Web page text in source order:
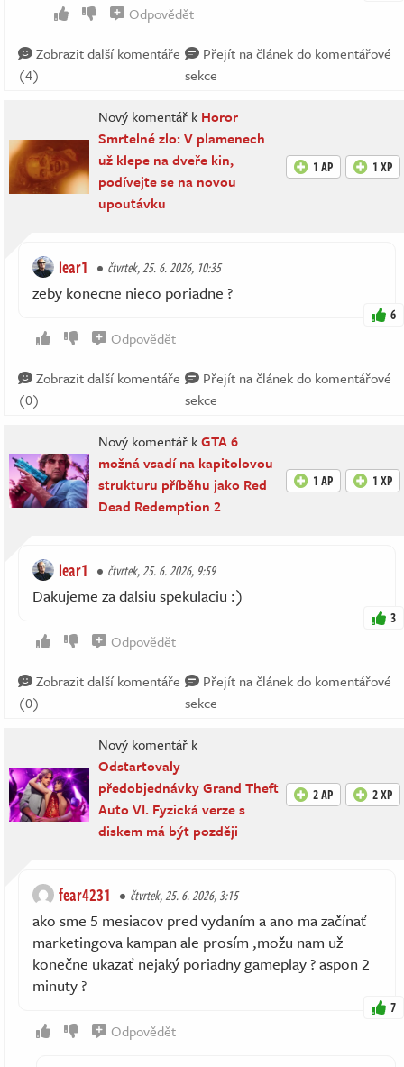
Odpovědět
Zobrazit další komentáře
(4)
Přejít na článek do komentářové
sekce
Nový komentář k Horor
Smrtelné zlo: V plamenech
už klepe na dveře kin,
podívejte se na novou
upoutávku
1 AP 1 XP
lear1 čtvrtek, 25. 6. 2026, 10:35
zeby konecne nieco poriadne ?
6
Odpovědět
Zobrazit další komentáře
(0)
Přejít na článek do komentářové
sekce
Nový komentář kGTA 6
možná vsadí na kapitolovou
strukturu příběhu jako Red
Dead Redemption 2
1 AP 1 XP
lear1 čtvrtek, 25. 6. 2026, 9:59
Dakujeme za dalsiu spekulaciu :)
3
Odpovědět
Zobrazit další komentáře
(0)
Přejít na článek do komentářové
sekce
Nový komentář k
Odstartovaly
předobjednávky Grand Theft
Auto VI. Fyzická verze s
diskem má být později
2 AP 2 XP
fear4231 čtvrtek, 25. 6. 2026, 3:15
ako sme 5 mesiacov pred vydaním a ano ma začínať
marketingova kampan ale prosím ,možu nam už
konečne ukazať nejaký poriadny gameplay ? aspon 2
minuty ?
7
Odpovědět